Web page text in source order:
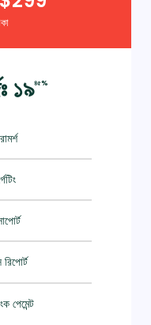
১৯৪৫%
রিপোর্ট
পেমেন্ট